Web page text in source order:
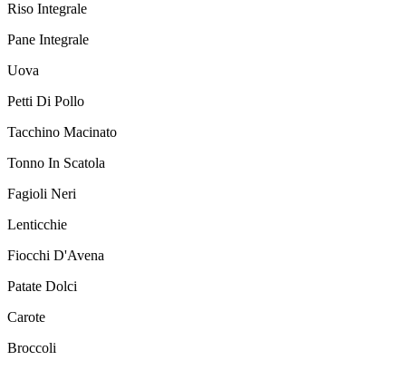
Riso Integrale
Pane Integrale
Uova
Petti Di Pollo
Tacchino Macinato
Tonno In Scatola
Fagioli Neri
Lenticchie
Fiocchi D'Avena
Patate Dolci
Carote
Broccoli